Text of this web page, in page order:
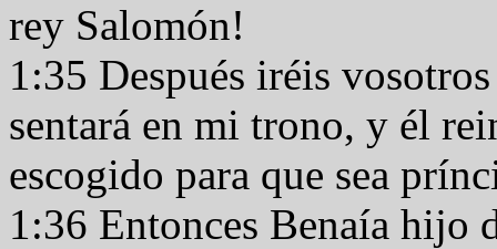
rey Salomón!
1:35 Después iréis
sentará en mi trono, y él
escogido para que sea
1:36 Entonces Benaía hijo